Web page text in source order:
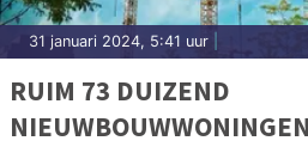
31 januari 2024, 5:41 uur
RUIM 73 DUIZEND